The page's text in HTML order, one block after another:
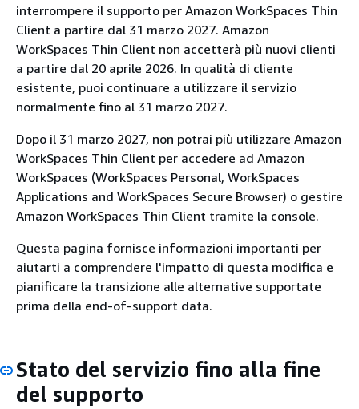
interrompere il supporto per Amazon WorkSpaces Thin
Client a partire dal 31 marzo 2027. Amazon
WorkSpaces Thin Client non accetterà più nuovi clienti
a partire dal 20 aprile 2026. In qualità di cliente
esistente, puoi continuare a utilizzare il servizio
normalmente fino al 31 marzo 2027.
Dopo il 31 marzo 2027, non potrai più utilizzare Amazon
WorkSpaces Thin Client per accedere ad Amazon
WorkSpaces (WorkSpaces Personal, WorkSpaces
Applications and WorkSpaces Secure Browser) o gestire
Amazon WorkSpaces Thin Client tramite la console.
Questa pagina fornisce informazioni importanti per
aiutarti a comprendere l'impatto di questa modifica e
pianificare la transizione alle alternative supportate
prima della end-of-support data.
Stato del servizio fino alla fine
del supporto